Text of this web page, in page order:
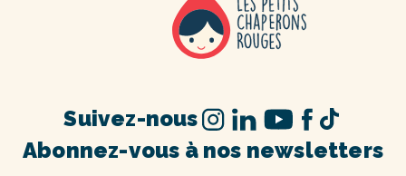
Abonnez-vous à nos newsletters
Suivez-nous